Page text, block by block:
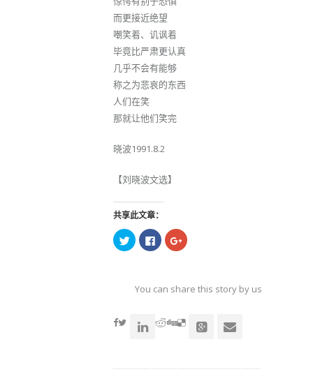
而更接近绝望
嘲笑着、讥讽着
毕竟比严肃更认真
几乎不会有能够
称之为悲哀的东西
人们在笑
那就让他们笑完
晓波1991.8.2
【刘晓波文选】
共享此文章：
点
击
共
享
窗
口
点
击
共
享
窗
口
点
击
共
享
窗
口
You can share this story by using your